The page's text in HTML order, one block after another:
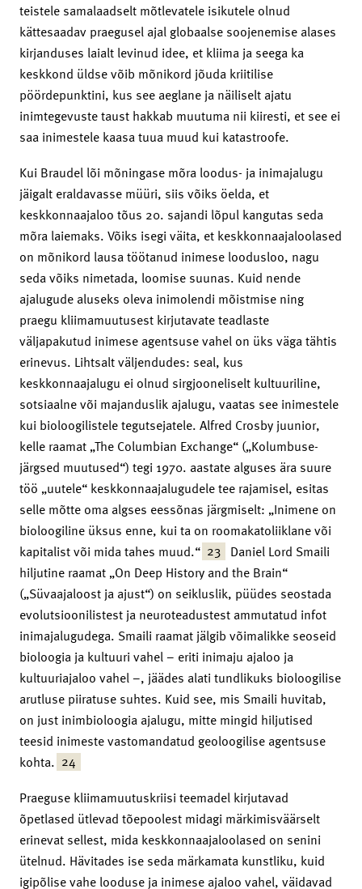
teistele samalaadselt mõtlevatele isikutele olnud
kättesaadav praegusel ajal globaalse soojenemise alases
kirjanduses laialt levinud idee, et kliima ja seega ka
keskkond üldse võib mõnikord jõuda kriitilise
pöördepunktini, kus see aeglane ja näiliselt ajatu
inimtegevuste taust hakkab muutuma nii kiiresti, et see ei
saa inimestele kaasa tuua muud kui katastroofe.
Kui Braudel lõi mõningase mõra loodus- ja inimajalugu
jäigalt eraldavasse müüri, siis võiks öelda, et
keskkonnaajaloo tõus 20. sajandi lõpul kangutas seda
mõra laiemaks. Võiks isegi väita, et keskkonnaajaloolased
on mõnikord lausa töötanud inimese loodusloo, nagu
seda võiks nimetada, loomise suunas. Kuid nende
ajalugude aluseks oleva inimolendi mõistmise ning
praegu kliimamuutusest kirjutavate teadlaste
väljapakutud inimese agentsuse vahel on üks väga tähtis
erinevus. Lihtsalt väljendudes: seal, kus
keskkonnaajalugu ei olnud sirgjooneliselt kultuuriline,
sotsiaalne või majanduslik ajalugu, vaatas see inimestele
kui bioloogilistele tegutsejatele. Alfred Crosby juunior,
kelle raamat „The Columbian Exchange“ („Kolumbuse-
järgsed muutused“) tegi 1970. aastate alguses ära suure
töö „uutele“ keskkonnaajalugudele tee rajamisel, esitas
selle mõtte oma algses eessõnas järgmiselt: „Inimene on
bioloogiline üksus enne, kui ta on roomakatoliiklane või
kapitalist või mida tahes muud.“ 23 Daniel Lord Smaili
hiljutine raamat „On Deep History and the Brain“
(„Süvaajaloost ja ajust“) on seikluslik, püüdes seostada
evolutsioonilistest ja neuroteadustest ammutatud infot
inimajalugudega. Smaili raamat jälgib võimalikke seoseid
bioloogia ja kultuuri vahel – eriti inimaju ajaloo ja
kultuuriajaloo vahel –, jäädes alati tundlikuks bioloogilise
arutluse piiratuse suhtes. Kuid see, mis Smaili huvitab,
on just inimbioloogia ajalugu, mitte mingid hiljutised
teesid inimeste vastomandatud geoloogilise agentsuse
kohta. 24
Praeguse kliimamuutuskriisi teemadel kirjutavad
õpetlased ütlevad tõepoolest midagi märkimisväärselt
erinevat sellest, mida keskkonnaajaloolased on senini
ütelnud. Hävitades ise seda märkamata kunstliku, kuid
igipõlise vahe looduse ja inimese ajaloo vahel, väidavad